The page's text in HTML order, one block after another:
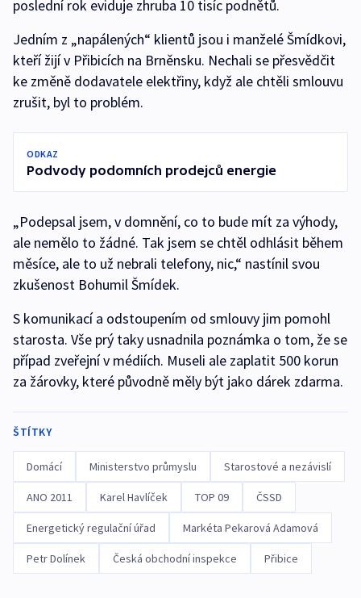
poslední rok eviduje zhruba 10 tisíc podnětů.
Jedním z „napálených“ klientů jsou i manželé Šmídkovi,
kteří žijí v Přibicích na Brněnsku. Nechali se přesvědčit
ke změně dodavatele elektřiny, když ale chtěli smlouvu
zrušit, byl to problém.
ODKAZ
Podvody podomních prodejců energie
„Podepsal jsem, v domnění, co to bude mít za výhody,
ale nemělo to žádné. Tak jsem se chtěl odhlásit během
měsíce, ale to už nebrali telefony, nic,“ nastínil svou
zkušenost Bohumil Šmídek.
S komunikací a odstoupením od smlouvy jim pomohl
starosta. Vše prý taky usnadnila poznámka o tom, že se
případ zveřejní v médiích. Museli ale zaplatit 500 korun
za žárovky, které původně měly být jako dárek zdarma.
ŠTÍTKY
Domácí Ministerstvo průmyslu Starostové a nezávislí
ANO 2011 Karel Havlíček TOP 09 ČSSD
Energetický regulační úřad Markéta Pekarová Adamová
Petr Dolínek Česká obchodní inspekce Přibice